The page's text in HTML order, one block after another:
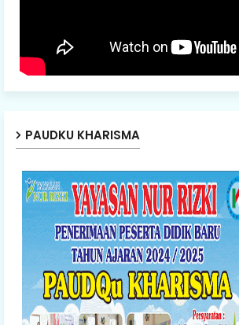
PAUDKU KHARISMA